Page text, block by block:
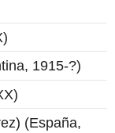
1915-?)
(España,